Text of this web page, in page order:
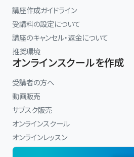
講座作成ガイドライン
受講料の設定について
講座のキャンセル・返金について
推奨環境
オンラインスクールを作成
受講者の方へ
動画販売
サブスク販売
オンラインスクール
オンラインレッスン